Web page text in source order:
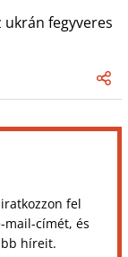
fegyveres
fel
mail-címét, és
híreit.